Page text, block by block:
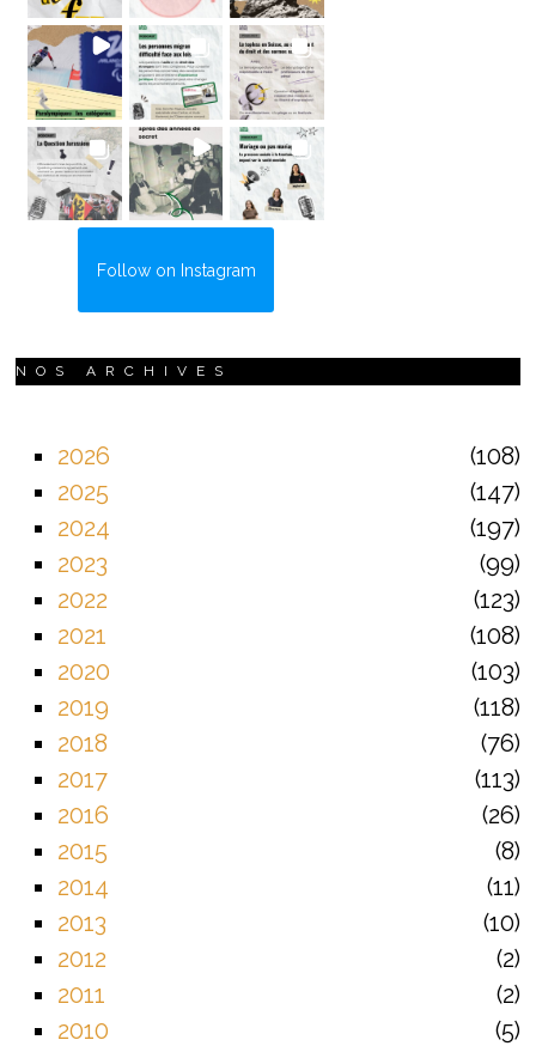
Follow on Instagram
NOS ARCHIVES
2026
108
2025
147
2024
197
2023
99
2022
123
2021
108
2020
103
2019
118
2018
76
2017
113
2016
26
2015
8
2014
11
2013
10
2012
2
2011
2
2010
5